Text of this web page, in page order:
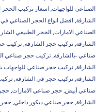
الصناعي للواجهات, اسعار تركيب الحجر
الشارقة, افضل انواع الحجر الصناعي في
الصناعي الامارات, الحجر الطبيعي
الشارقة, ‏تركيب حجر الشارقة, تركيب
صناعي -بالشارقة, تركيب حجر صناعي
الشارقة, تركيب حجر صناعي للواجهات
الشارقة, تركيب حجر في الشارقة,
صناعي أبيض, حجر صناعي الامارات,
الشارقة, حجر صناعي ديكور داخلي, حجر